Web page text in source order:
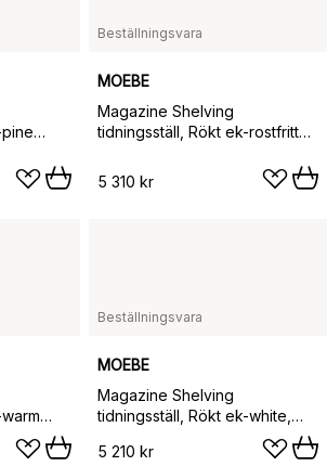
Beställningsvara
MOEBE
Magazine Shelving
tidningsställ, Rökt ek-rostfritt
5 310 kr
Beställningsvara
MOEBE
Magazine Shelving
tidningsställ, Rökt ek-white,
5 210 kr